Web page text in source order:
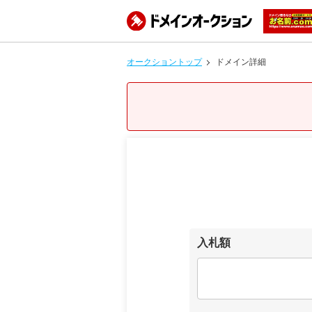
オークショントップ ドメイン詳細
入札額